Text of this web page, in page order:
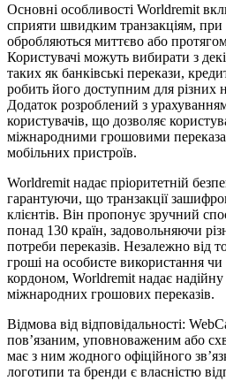
Основні особливості Worldremit
сприяти швидким транзакціям, при
обробляються миттєво або
Користувачі можуть вибирати з
таких як банківські перекази,
робить його доступним для різних
Додаток розроблений з
користувачів, що дозволяє
міжнародними грошовими
мобільних пристроїв.
Worldremit надає пріоритетній
гарантуючи, що транзакції
клієнтів. Він пропонує зручний
понад 130 країн, задовольняючи
потреби переказів. Незалежно від
гроші на особисте використання чи
кордоном, Worldremit надає
міжнародних грошових переказів.
Відмова від відповідальності:
пов’язаним, уповноваженим або
має з ним жодного офіційного
логотипи та бренди є власністю